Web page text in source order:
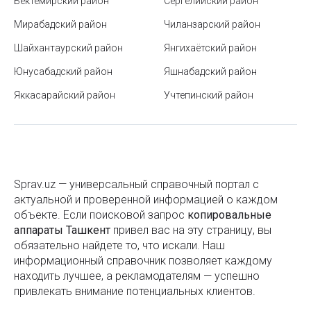
Когда и как будет отмечаться Рамазан Хайит 2025
в Узбекистане
Минэкологии начало принимать жалобы от
населения в сфере экологии через Telegram-бот
Станция метро Миллий Бог («Национальный парк»)
Правила поведения в метро
Станция метро Алишера Навои
Усыновление ребенка в Узбекистане
Что лучше: обогреватель или тепловая пушка?
Мирабадский район Чиланзарский район
Шайхантаурский район
Юнусабадский район
Яккасарайский район
Янгихаётский район
Яшнабадский район
Учтепинский район
Sprav.uz — универсальный справочный портал с
актуальной и проверенной информацией о каждом
объекте. Если поисковой запроc копировальные
аппараты Ташкент привел вас на эту страницу, вы
обязательно найдете то, что искали. Наш
информационный справочник позволяет каждому
находить лучшее, а рекламодателям — успешно
привлекать внимание потенциальных клиентов.